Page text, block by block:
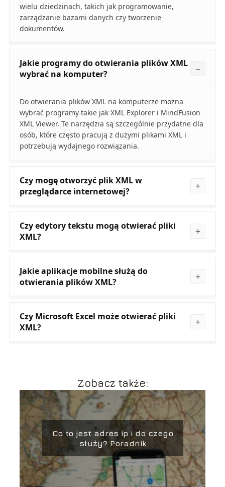
wielu dziedzinach, takich jak programowanie,
zarządzanie bazami danych czy tworzenie
dokumentów.
Jakie programy do otwierania plików XML
wybrać na komputer?
Do otwierania plików XML na komputerze można
wybrać programy takie jak XML Explorer i MindFusion
XML Viewer. Te narzędzia są szczególnie przydatne dla
osób, które często pracują z dużymi plikami XML i
potrzebują wydajnego rozwiązania.
Czy mogę otworzyć plik XML w
przeglądarce internetowej?
Czy edytory tekstu mogą otwierać pliki
XML?
Jakie aplikacje mobilne służą do
otwierania plików XML?
Czy Microsoft Excel może otwierać pliki
XML?
Zobacz także:
Co to jest adres ip i do czego
służy? Poradnik